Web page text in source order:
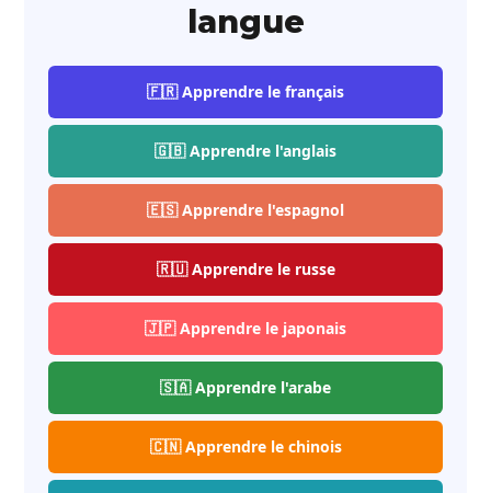
langue
🇫🇷 Apprendre le français
🇬🇧 Apprendre l'anglais
🇪🇸 Apprendre l'espagnol
🇷🇺 Apprendre le russe
🇯🇵 Apprendre le japonais
🇸🇦 Apprendre l'arabe
🇨🇳 Apprendre le chinois